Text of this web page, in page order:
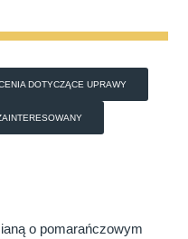
DOTYCZĄCE UPRAWY
o pomarańczowym